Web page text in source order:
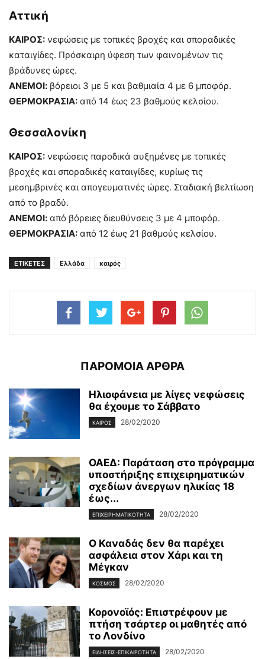
Αττική
ΚΑΙΡΟΣ: νεφώσεις με τοπικές βροχές και σποραδικές
καταιγίδες. Πρόσκαιρη ύφεση των φαινομένων τις
βράδυνες ώρες.
ΑΝΕΜΟΙ: βόρειοι 3 με 5 και βαθμιαία 4 με 6 μποφόρ.
ΘΕΡΜΟΚΡΑΣΙΑ: από 14 έως 23 βαθμούς κελσίου.
Θεσσαλονίκη
ΚΑΙΡΟΣ: νεφώσεις παροδικά αυξημένες με τοπικές
βροχές και σποραδικές καταιγίδες, κυρίως τις
μεσημβρινές και απογευματινές ώρες. Σταδιακή βελτίωση
από το βραδύ.
ΑΝΕΜΟΙ: από βόρειες διευθύνσεις 3 με 4 μποφόρ.
ΘΕΡΜΟΚΡΑΣΙΑ: από 12 έως 21 βαθμούς κελσίου.
ΕΤΙΚΕΤΕΣ Ελλάδα καιρός
ΠΑΡΟΜΟΙΑ ΑΡΘΡΑ
Ηλιοφάνεια με λίγες νεφώσεις
θα έχουμε το Σάββατο
ΚΑΙΡΌΣ 28/02/2020
ΟΑΕΔ: Παράταση στο πρόγραμμα
υποστήριξης επιχειρηματικών
σχεδίων άνεργων ηλικίας 18
έως...
ΕΠΙΧΕΙΡΗΜΑΤΙΚΌΤΗΤΑ 28/02/2020
Ο Καναδάς δεν θα παρέχει
ασφάλεια στον Χάρι και τη
Μέγκαν
ΚΌΣΜΟΣ 28/02/2020
Κορονοϊός: Επιστρέφουν με
πτήση τσάρτερ οι μαθητές από
το Λονδίνο
ΕΙΔΉΣΕΙΣ-ΕΠΙΚΑΙΡΌΤΗΤΑ 28/02/2020